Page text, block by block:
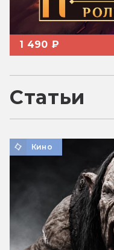
1 490 ₽
Статьи
Кино